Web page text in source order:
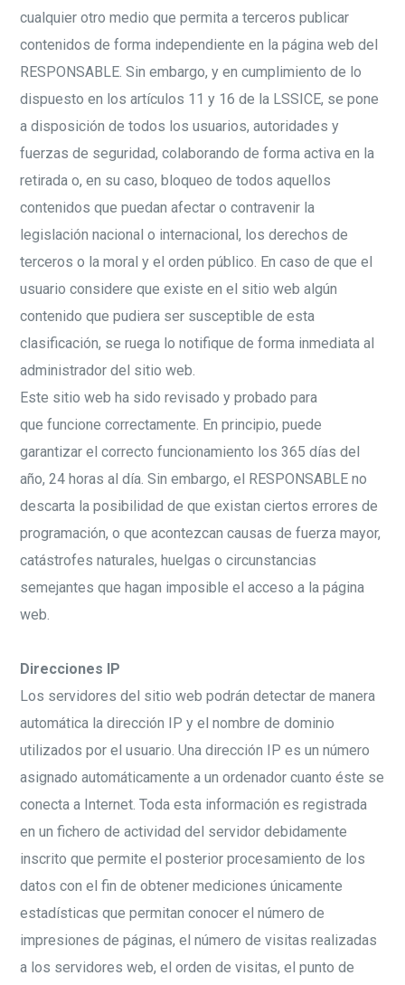
cualquier otro medio que permita a terceros publicar
contenidos de forma independiente en la página web del
RESPONSABLE. Sin embargo, y en cumplimiento de lo
dispuesto en los artículos 11 y 16 de la LSSICE, se pone
a disposición de todos los usuarios, autoridades y
fuerzas de seguridad, colaborando de forma activa en la
retirada o, en su caso, bloqueo de todos aquellos
contenidos que puedan afectar o contravenir la
legislación nacional o internacional, los derechos de
terceros o la moral y el orden público. En caso de que el
usuario considere que existe en el sitio web algún
contenido que pudiera ser susceptible de esta
clasificación, se ruega lo notifique de forma inmediata al
administrador del sitio web.
Este sitio web ha sido revisado y probado para
que funcione correctamente. En principio, puede
garantizar el correcto funcionamiento los 365 días del
año, 24 horas al día. Sin embargo, el RESPONSABLE no
descarta la posibilidad de que existan ciertos errores de
programación, o que acontezcan causas de fuerza mayor,
catástrofes naturales, huelgas o circunstancias
semejantes que hagan imposible el acceso a la página
web.
Direcciones IP
Los servidores del sitio web podrán detectar de manera
automática la dirección IP y el nombre de dominio
utilizados por el usuario. Una dirección IP es un número
asignado automáticamente a un ordenador cuanto éste se
conecta a Internet. Toda esta información es registrada
en un fichero de actividad del servidor debidamente
inscrito que permite el posterior procesamiento de los
datos con el fin de obtener mediciones únicamente
estadísticas que permitan conocer el número de
impresiones de páginas, el número de visitas realizadas
a los servidores web, el orden de visitas, el punto de